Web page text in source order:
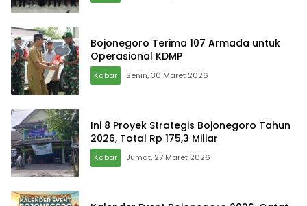
Bojonegoro Terima 107 Armada untuk
Operasional KDMP
Kabar Senin, 30 Maret 2026
Ini 8 Proyek Strategis Bojonegoro Tahun
2026, Total Rp 175,3 Miliar
Kabar Jumat, 27 Maret 2026